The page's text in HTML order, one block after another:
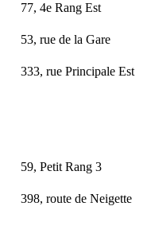
77, 4e Rang Est
53, rue de la Gare
333, rue Principale Est
59, Petit Rang 3
398, route de Neigette